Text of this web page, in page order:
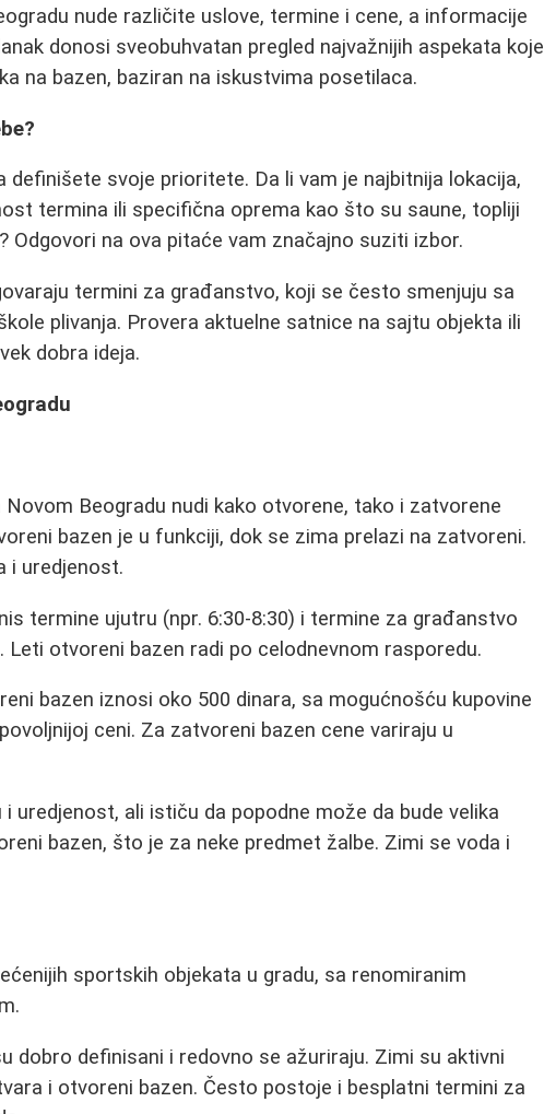
nude različite uslove, termine i cene, a informacije
donosi sveobuhvatan pregled najvažnijih aspekata koje
na bazen, baziran na iskustvima posetilaca.
definišete svoje prioritete. Da li vam je najbitnija lokacija,
termina ili specifična oprema kao što su saune, topliji
Odgovori na ova pitaće vam značajno suziti izbor.
termini za građanstvo, koji se često smenjuju sa
plivanja. Provera aktuelne satnice na sajtu objektа ili
dobra ideja.
Beogradu nudi kako otvorene, tako i zatvorene
bazen je u funkciji, dok se zima prelazi na zatvoreni.
i uredjenost.
termine ujutru (npr. 6:30-8:30) i termine za građanstvo
Leti otvoreni bazen radi po celodnevnom rasporedu.
bazen iznosi oko 500 dinara, sa mogućnošću kupovine
ceni. Za zatvoreni bazen cene variraju u
uredjenost, ali ističu da popodne može da bude velika
bazen, što je za neke predmet žalbe. Zimi se voda i
sportskih objekata u gradu, sa renomiranim
dobro definisani i redovno se ažuriraju. Zimi su aktivni
i otvoreni bazen. Često postoje i besplatni termini za